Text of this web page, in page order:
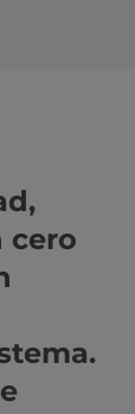
cero